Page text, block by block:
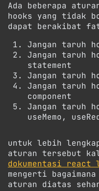
Ada beberapa
hooks yang tidak
dapat berakibat
Jangan taruh
Jangan taruh
statement
Jangan taruh
Jangan taruh
component
Jangan taruh
useMemo,
untuk lebih
aturan tersebut
dokumentasi react
mengerti
aturan diatas